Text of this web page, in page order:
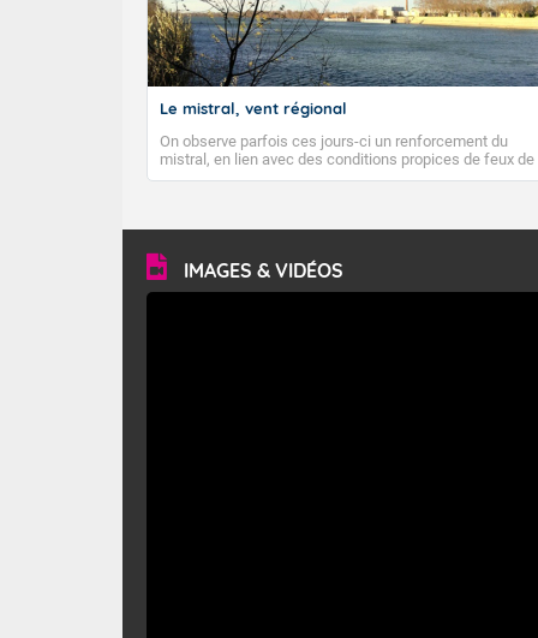
Le mistral, vent régional
On observe parfois ces jours-ci un renforcement du
mistral, en lien avec des conditions propices de feux de
forêt. Mais qu'est-ce que le mistral ? Quelles sont ses
vitesse moyenne de 50 km/h et atteindre 80 à 100 km/h
du Rhône et la Provence et envahit le littoral
méditerranéen à partir de la Camargue.
IMAGES & VIDÉOS